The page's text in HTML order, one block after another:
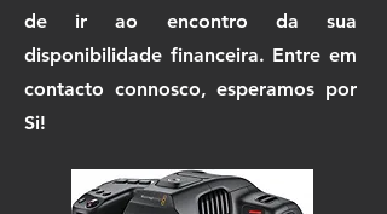
de ir ao encontro da sua
disponibilidade financeira. Entre em
contacto connosco, esperamos por
Si!